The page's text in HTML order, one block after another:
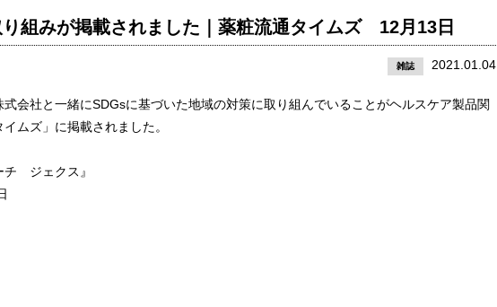
組みが掲載されました｜薬粧流通タイムズ 12月13日
雑誌 2021.01.04
会社と一緒にSDGsに基づいた地域の対策に取り組んでいることがヘルスケア製品関
ムズ」に掲載されました。
チ ジェクス』